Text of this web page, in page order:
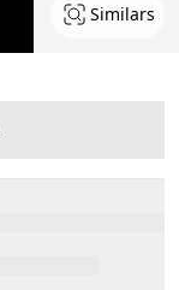
Similars